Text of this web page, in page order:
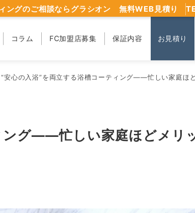
コラム FC加盟店募集 保証内容 お見積り
ングのご相談ならグラシオン 無料WEB見積り
心の入浴”を両立する浴槽コーティング——忙しい家庭ほどメリット
ング——忙しい家庭ほどメリ